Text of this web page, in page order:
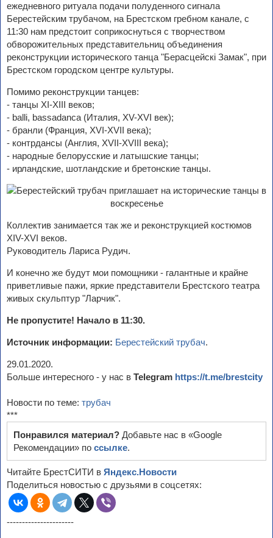
ежедневного ритуала подачи полуденного сигнала
Берестейским трубачом, на Брестском гребном канале, с
11:30 нам предстоит соприкоснуться с творчеством
обворожительных представительниц объединения
реконструкции исторического танца "Берасцейскi Замак", при
Брестском городском центре культуры.
Помимо реконструкции танцев:
- танцы XI-XIII веков;
- balli, bassadanca (Италия, XV-XVI век);
- бранли (Франция, XVI-XVII века);
- контрдансы (Англия, XVII-XVIII века);
- народные белорусские и латышские танцы;
- ирландские, шотландские и бретонские танцы.
Коллектив занимается так же и реконструкцией костюмов
XIV-XVI веков.
Руководитель Лариса Рудич.
И конечно же будут мои помощники - галантные и крайне
приветливые пажи, яркие представители Брестского театра
живых скульптур "Ларчик".
Не пропустите! Начало в 11:30.
Источник информации: Берестейский трубач.
29.01.2020.
Больше интересного - у нас в Telegram https://t.me/brestcity
Новости по теме: трубач
***
Понравился материал? Добавьте нас в «Google
Рекомендации» по ссылке.
Читайте БрестСИТИ в Яндекс.Новости
Поделиться новостью с друзьями в соцсетях:
----------------------